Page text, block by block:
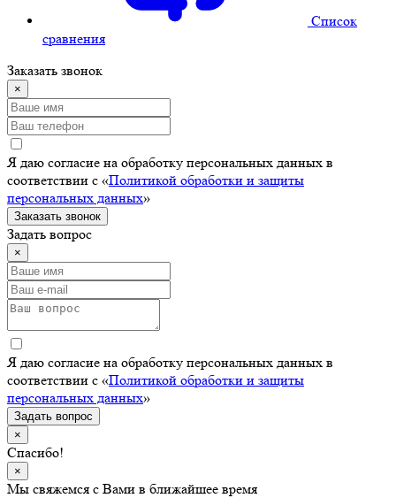
Cписок
сравнения
Заказать звонок
×
Я даю согласие на обработку персональных данных в
соответствии с «Политикой обработки и защиты
персональных данных»
Заказать звонок
Задать вопрос
×
Я даю согласие на обработку персональных данных в
соответствии с «Политикой обработки и защиты
персональных данных»
Задать вопрос
×
Спасибо!
×
Мы свяжемся с Вами в ближайшее время